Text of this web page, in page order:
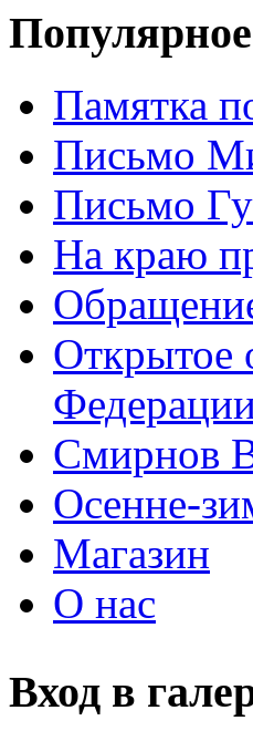
Популярное
Памятка
Письмо
Письмо
На краю
Открытое
Смирнов
Осенне-
Магазин
О нас
Вход в